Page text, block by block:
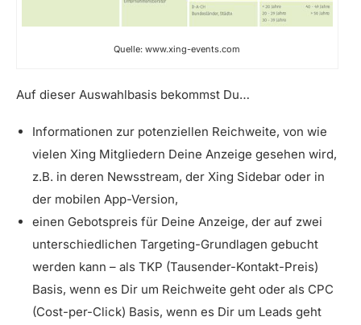
Quelle: www.xing-events.com
Auf dieser Auswahlbasis bekommst Du…
Informationen zur potenziellen Reichweite, von wie
vielen Xing Mitgliedern Deine Anzeige gesehen wird,
z.B. in deren Newsstream, der Xing Sidebar oder in
der mobilen App-Version,
einen Gebotspreis für Deine Anzeige, der auf zwei
unterschiedlichen Targeting-Grundlagen gebucht
werden kann – als TKP (Tausender-Kontakt-Preis)
Basis, wenn es Dir um Reichweite geht oder als CPC
(Cost-per-Click) Basis, wenn es Dir um Leads geht